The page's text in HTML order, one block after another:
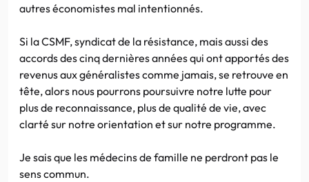
autres économistes mal intentionnés.
Si la CSMF, syndicat de la résistance, mais aussi des
accords des cinq dernières années qui ont apportés des
revenus aux généralistes comme jamais, se retrouve en
tête, alors nous pourrons poursuivre notre lutte pour
plus de reconnaissance, plus de qualité de vie, avec
clarté sur notre orientation et sur notre programme.
Je sais que les médecins de famille ne perdront pas le
sens commun.